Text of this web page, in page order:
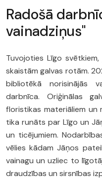
Radošā
vainadziņus"
Tuvojoties Līgo
skaistām galvas rotām.
bibliotēkā norisinājās
darbnīca. Oriģinālas
floristikas materiāliem un
tika runāts par Līgo un
un ticējumiem.
vēlies kādam Jāņos
vainagu un uzliec to
draudzības un sirsnības